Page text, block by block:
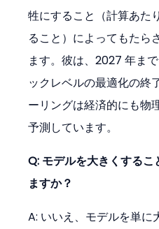
牲にすること（計算あた
ること）によってもたら
ます。彼は、2027 年ま
ックレベルの最適化の終
ーリングは経済的にも物
予測しています。
Q: モデルを大きくする
ますか？
A: いいえ、モデルを単に